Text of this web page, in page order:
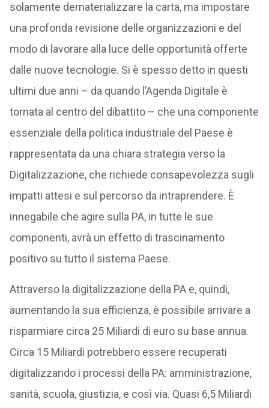
solamente dematerializzare la carta, ma impostare
una profonda revisione delle organizzazioni e del
modo di lavorare alla luce delle opportunità offerte
dalle nuove tecnologie. Si è spesso detto in questi
ultimi due anni – da quando l’Agenda Digitale è
tornata al centro del dibattito – che una componente
essenziale della politica industriale del Paese è
rappresentata da una chiara strategia verso la
Digitalizzazione, che richiede consapevolezza sugli
impatti attesi e sul percorso da intraprendere. È
innegabile che agire sulla PA, in tutte le sue
componenti, avrà un effetto di trascinamento
positivo su tutto il sistema Paese.
Attraverso la digitalizzazione della PA e, quindi,
aumentando la sua efficienza, è possibile arrivare a
risparmiare circa 25 Miliardi di euro su base annua.
Circa 15 Miliardi potrebbero essere recuperati
digitalizzando i processi della PA: amministrazione,
sanità, scuola, giustizia, e così via. Quasi 6,5 Miliardi